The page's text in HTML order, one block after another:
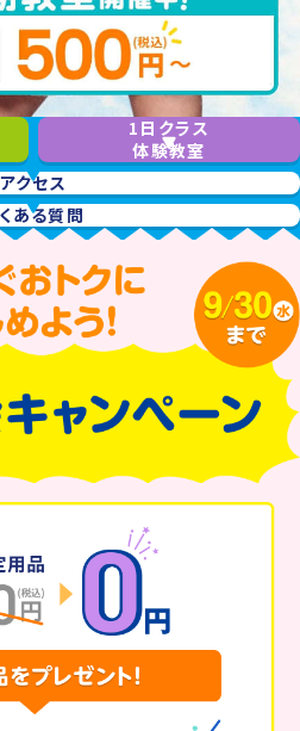
1日クラス
体験教室
アクセス
ある質問